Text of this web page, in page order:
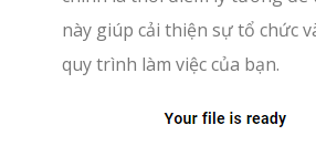
này giúp cải thiện sự tổ chức
quy trình làm việc của bạn.